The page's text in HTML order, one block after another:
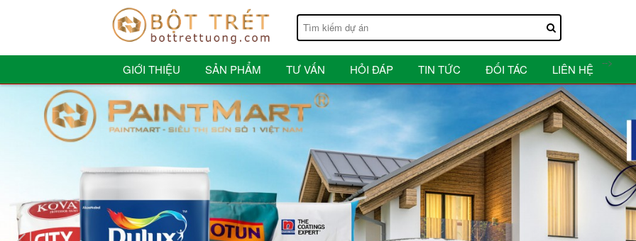
GIỚI THIỆU SẢN PHẨM TƯ VẤN HỎI ĐÁP TIN TỨC ĐỐI TÁC LIÊN HỆ -->